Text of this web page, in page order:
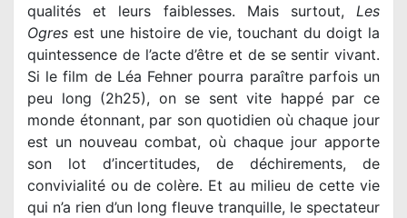
qualités et leurs faiblesses. Mais surtout, Les
Ogres est une histoire de vie, touchant du doigt la
quintessence de l’acte d’être et de se sentir vivant.
Si le film de Léa Fehner pourra paraître parfois un
peu long (2h25), on se sent vite happé par ce
monde étonnant, par son quotidien où chaque jour
est un nouveau combat, où chaque jour apporte
son lot d’incertitudes, de déchirements, de
convivialité ou de colère. Et au milieu de cette vie
qui n’a rien d’un long fleuve tranquille, le spectateur